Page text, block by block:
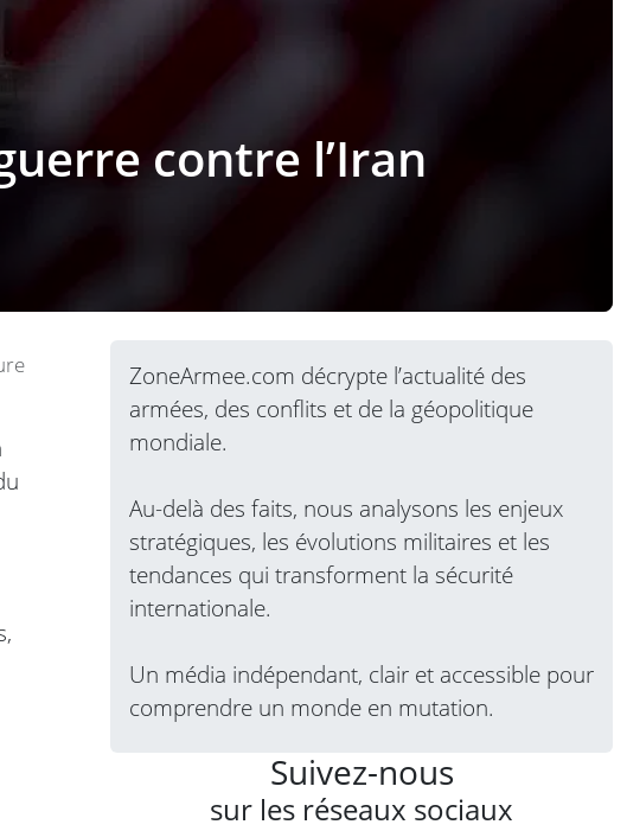
contre l’Iran
ZoneArmee.com décrypte l’actualité des
armées, des conflits et de la géopolitique
mondiale.
Au-delà des faits, nous analysons les enjeux
stratégiques, les évolutions militaires et les
tendances qui transforment la sécurité
internationale.
Un média indépendant, clair et accessible pour
comprendre un monde en mutation.
Suivez-nous
sur les réseaux sociaux